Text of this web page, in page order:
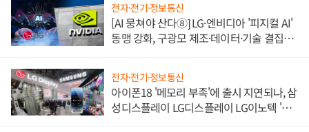
전자·전기·정보통신
[AI 뭉쳐야 산다⑧] LG·엔비디아 '피지컬 AI'
동맹 강화, 구광모 제조·데이터·기술 결집
전자·전기·정보통신
아이폰18 '메모리 부족'에 출시 지연되나, 삼
성디스플레이 LG디스플레이 LG이노텍 '탈